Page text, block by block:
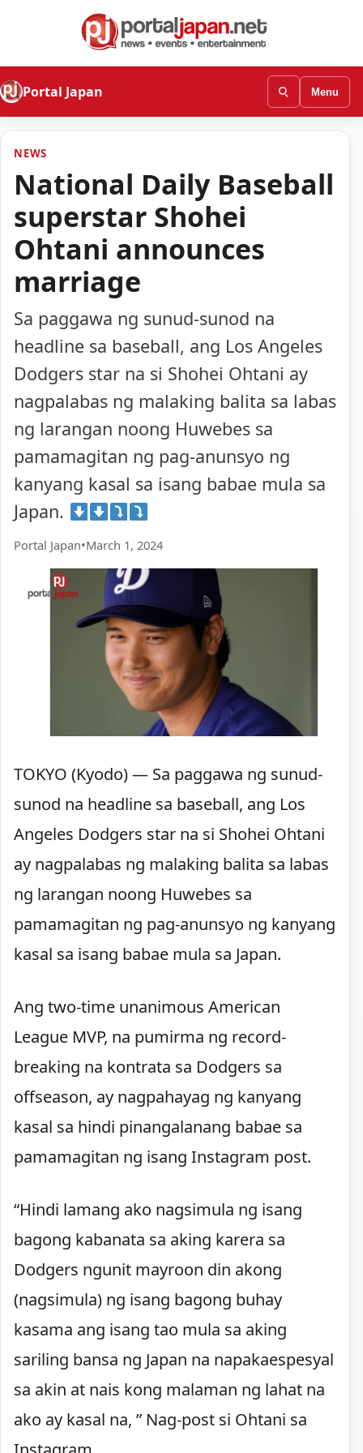
Portal Japan Menu
NEWS
National Daily Baseball
superstar Shohei
Ohtani announces
marriage
Sa paggawa ng sunud-sunod na
headline sa baseball, ang Los Angeles
Dodgers star na si Shohei Ohtani ay
nagpalabas ng malaking balita sa labas
ng larangan noong Huwebes sa
pamamagitan ng pag-anunsyo ng
kanyang kasal sa isang babae mula sa
Japan.
Portal Japan•March 1, 2024
TOKYO (Kyodo) — Sa paggawa ng sunud-
sunod na headline sa baseball, ang Los
Angeles Dodgers star na si Shohei Ohtani
ay nagpalabas ng malaking balita sa labas
ng larangan noong Huwebes sa
pamamagitan ng pag-anunsyo ng kanyang
kasal sa isang babae mula sa Japan.
Ang two-time unanimous American
League MVP, na pumirma ng record-
breaking na kontrata sa Dodgers sa
offseason, ay nagpahayag ng kanyang
kasal sa hindi pinangalanang babae sa
pamamagitan ng isang Instagram post.
“Hindi lamang ako nagsimula ng isang
bagong kabanata sa aking karera sa
Dodgers ngunit mayroon din akong
(nagsimula) ng isang bagong buhay
kasama ang isang tao mula sa aking
sariling bansa ng Japan na napakaespesyal
sa akin at nais kong malaman ng lahat na
ako ay kasal na, ” Nag-post si Ohtani sa